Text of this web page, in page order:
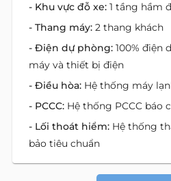
- Khu vực đỗ xe: 1 tầng hầm
- Thang máy: 2 thang khách
- Điện dự phòng: 100% điện
máy và thiết bị điện
- Điều hòa: Hệ thống máy
- PCCC: Hệ thống PCCC báo
- Lối thoát hiểm: Hệ thống
bảo tiêu chuẩn